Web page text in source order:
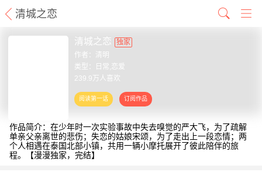
清城之恋
清城之恋
独家
作者： 清明
类型：日常,恋爱
239.9万人喜欢
作品简介：在少年时一次实验事故中失去嗅觉的严大飞，为了疏解
单亲父亲离世的悲伤；失恋的姑娘宋颂，为了走出上一段恋情；两
个人相遇在泰国北部小镇，共用一辆小摩托展开了彼此陪伴的旅
程。【漫漫独家，完结】